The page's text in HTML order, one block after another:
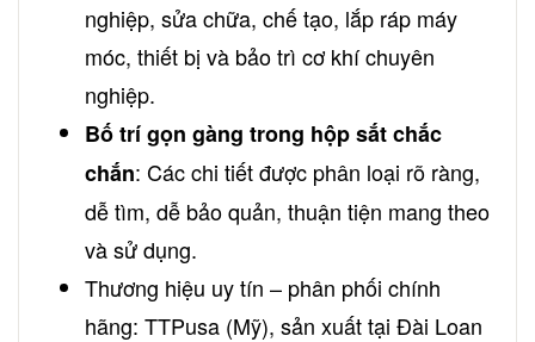
nghiệp, sửa chữa, chế tạo, lắp ráp máy
móc, thiết bị và bảo trì cơ khí chuyên
nghiệp.
Bố trí gọn gàng trong hộp sắt chắc
chắn: Các chi tiết được phân loại rõ ràng,
dễ tìm, dễ bảo quản, thuận tiện mang theo
và sử dụng.
Thương hiệu uy tín – phân phối chính
hãng: TTPusa (Mỹ), sản xuất tại Đài Loan